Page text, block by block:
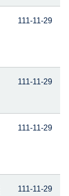
111-11-29
111-11-29
111-11-29
111-11-29